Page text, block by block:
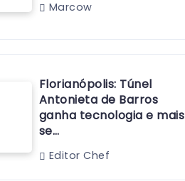
Marcow
Florianópolis: Túnel
Antonieta de Barros
ganha tecnologia e mais
se…
Editor Chef